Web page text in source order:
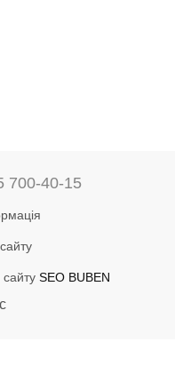
700-40-15
SEO BUBEN